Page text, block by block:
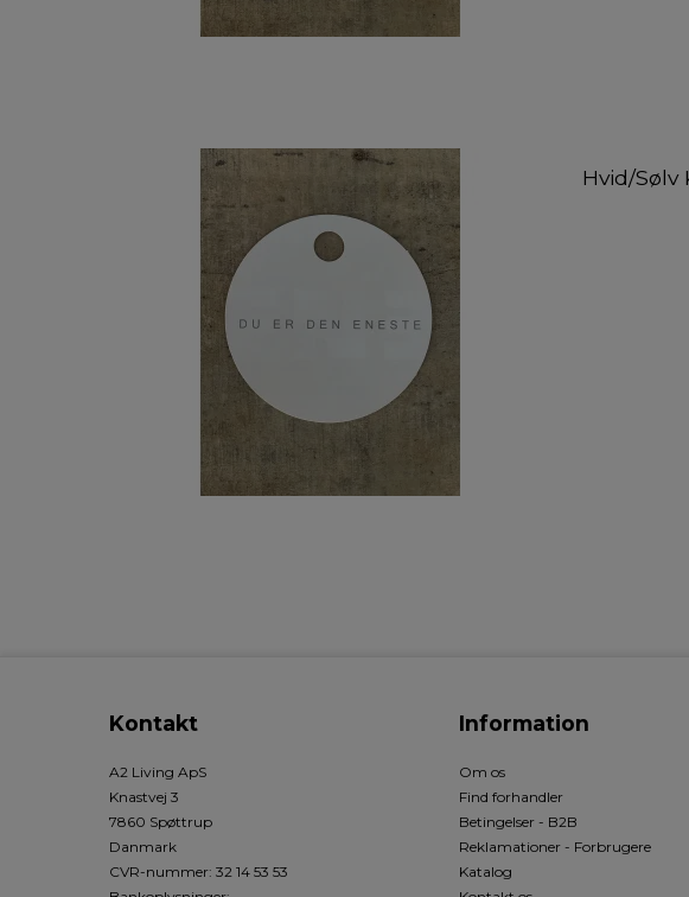
Hvid/Sølv
Kontakt
A2 Living ApS
Knastvej 3
7860 Spøttrup
Danmark
CVR-nummer: 32 14 53 53
Information
Om os
Find forhandler
Betingelser - B2B
Reklamationer - Forbrugere
Katalog